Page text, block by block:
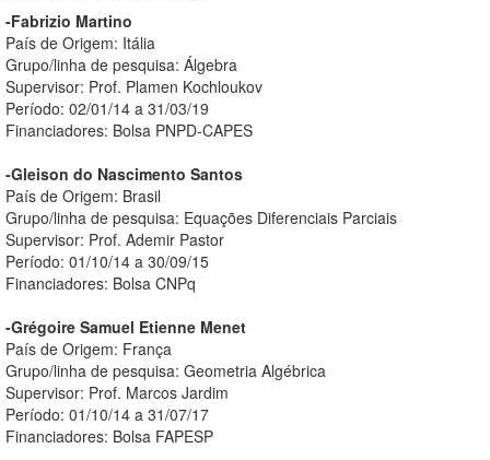
-Fabrizio Martino
País de Origem: Itália
Grupo/linha de pesquisa: Álgebra
Supervisor: Prof. Plamen Kochloukov
Período: 02/01/14 a 31/03/19
Financiadores: Bolsa PNPD-CAPES
-Gleison do Nascimento Santos
País de Origem: Brasil
Grupo/linha de pesquisa: Equações Diferenciais Parciais
Supervisor: Prof. Ademir Pastor
Período: 01/10/14 a 30/09/15
Financiadores: Bolsa CNPq
-Grégoire Samuel Etienne Menet
País de Origem: França
Grupo/linha de pesquisa: Geometria Algébrica
Supervisor: Prof. Marcos Jardim
Período: 01/10/14 a 31/07/17
Financiadores: Bolsa FAPESP